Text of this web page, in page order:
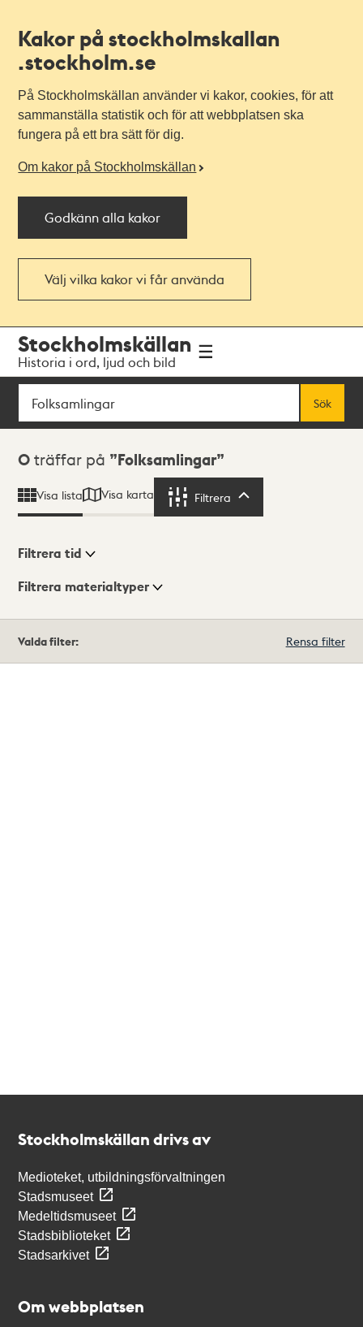
Kakor på stockholmskallan
.stockholm.se
På Stockholmskällan använder vi kakor, cookies, för att
sammanställa statistik och för att webbplatsen ska
fungera på ett bra sätt för dig.
Om kakor på Stockholmskällan
Godkänn alla kakor
Välj vilka kakor vi får använda
navigationen
huvudinnehållet
Stockholmskällan
Historia i ord, ljud och bild
Sök
Sök
Sökresultat
0 träffar på Folksamlingar
Visa lista Visa karta Filtrera
Visningsläge
Filtrera tid
Filtrera materialtyper
träffar
Valda filter: Rensa filter
Stockholmskällan drivs av
Medioteket, utbildningsförvaltningen
Stadsmuseet
Medeltidsmuseet
Stadsbiblioteket
Stadsarkivet
Om webbplatsen